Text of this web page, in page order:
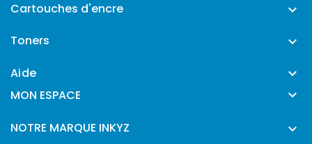
Cartouches d'encre 
Toners 
Aide 
MON ESPACE 
NOTRE MARQUE INKYZ 